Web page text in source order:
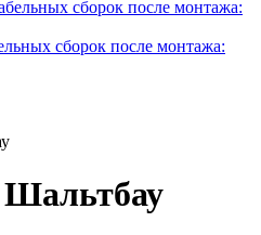
сборок после монтажа: